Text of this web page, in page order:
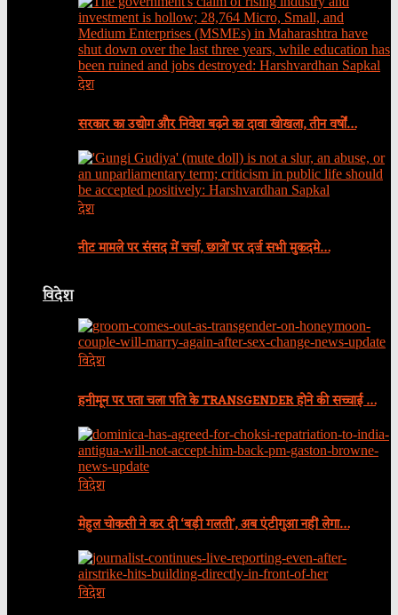
देश
सरकार का उद्योग और निवेश बढ़ने का दावा खोखला, तीन वर्षों…
देश
नीट मामले पर संसद में चर्चा, छात्रों पर दर्ज सभी मुकदमे…
विदेश
विदेश
हनीमून पर पता चला पति के TRANSGENDER होने की सच्चाई …
विदेश
मेहुल चोकसी ने कर दी ‘बड़ी गलती’, अब एंटीगुआ नहीं लेगा…
विदेश